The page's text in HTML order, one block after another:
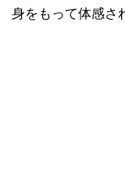
身をもって体感さ